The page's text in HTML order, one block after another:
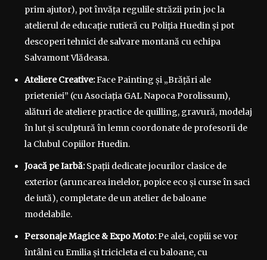
prim ajutor), pot învăța regulile străzii prin joc la
atelierul de educație rutieră cu Poliția Huedin și pot
descoperi tehnici de salvare montană cu echipa
Salvamont Vlădeasa.
Ateliere Creative:Face Painting și „Brățări ale
prieteniei” (cu Asociația GAL Napoca Porolissum),
alături de ateliere practice de quilling, gravură, modelaj
în lut și sculptură în lemn coordonate de profesorii de
la Clubul Copiilor Huedin.
Joacă pe Iarbă:Spații dedicate jocurilor clasice de
exterior (aruncarea inelelor, popice eco și curse în saci
de iută), completate de un atelier de baloane
modelabile.
Personaje Magice & Expo Moto:Pe alei, copiii se vor
întâlni cu Emilia și tricicleta ei cu baloane, cu